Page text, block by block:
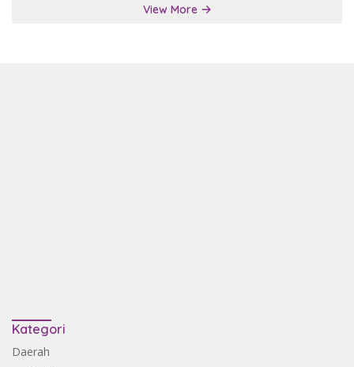
View More
Kategori
Daerah